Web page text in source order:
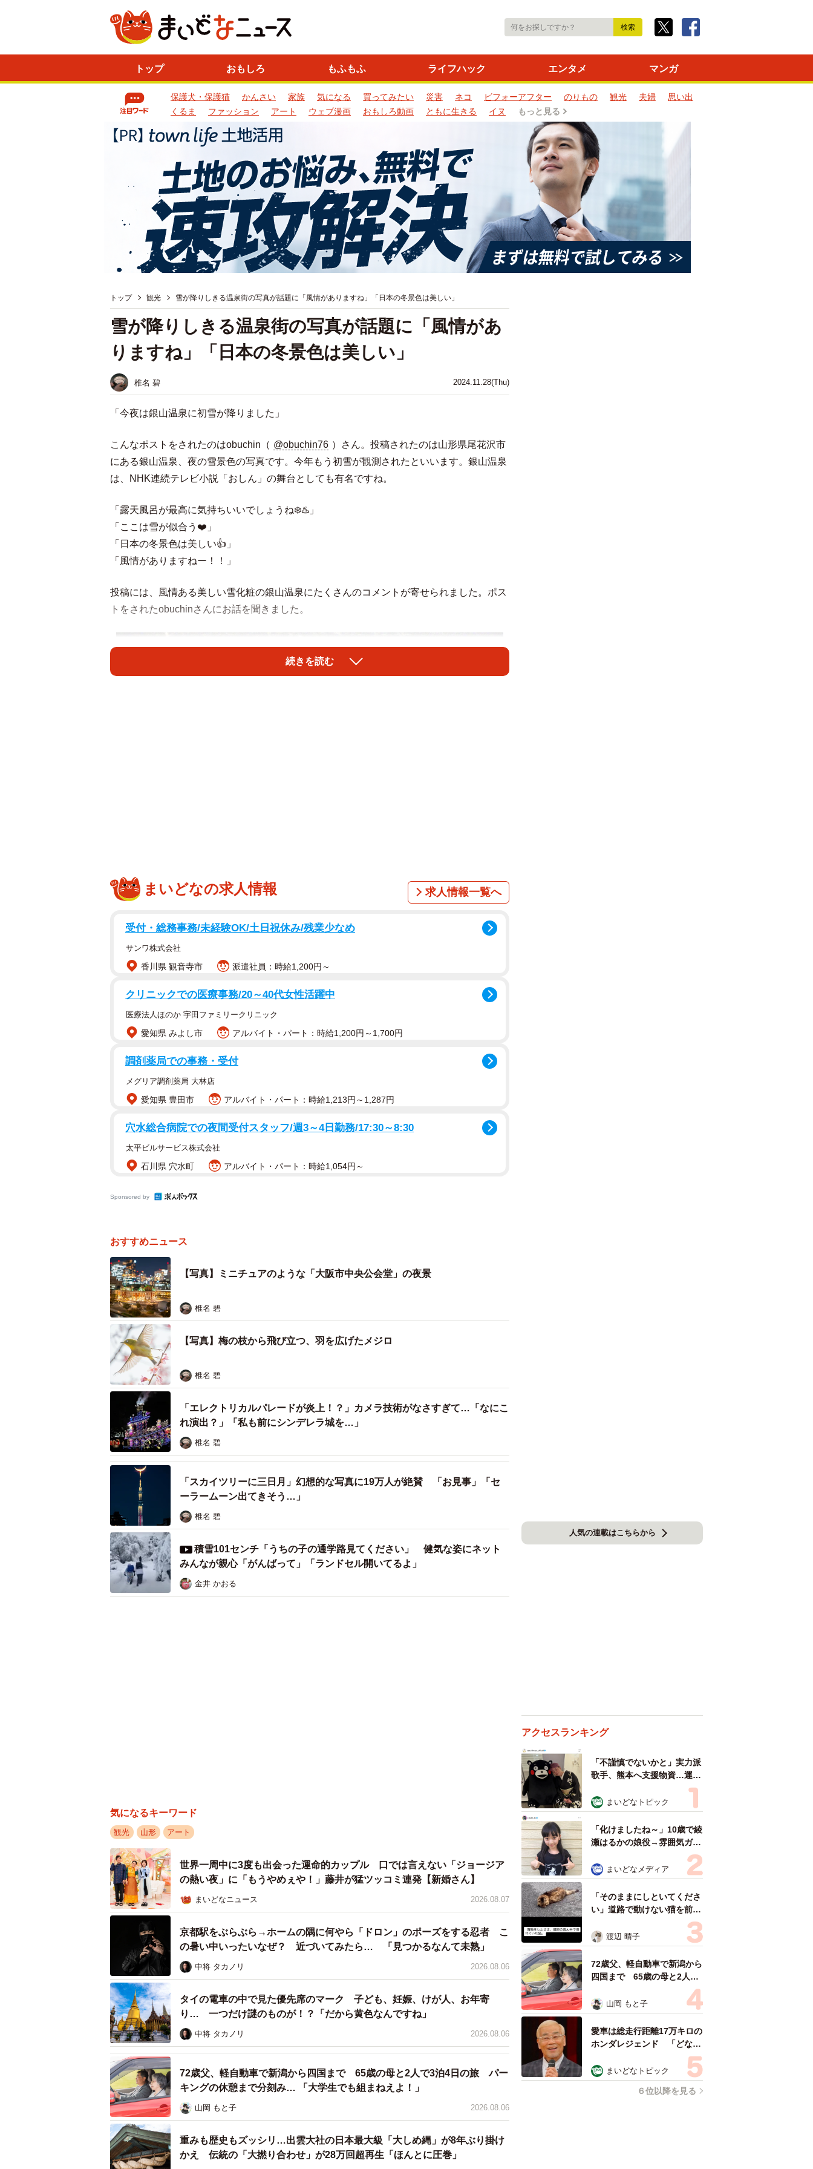
トップ おもしろ もふもふ ライフハック エンタメ マンガ
保護犬・保護猫 かんさい 家族 気になる 買ってみたい 災害 ネコ ビフォーアフター のりもの 観光 夫婦
思い出
くるま
ファッション アート ウェブ漫画 おもしろ動画 ともに生きる イヌ もっと見る
トップ 観光 雪が降りしきる温泉街の写真が話題に「風情がありますね」「日本の冬景色は美しい」
2024.11.28(Thu)
雪が降りしきる温泉街の写真が話題に「風情があ
りますね」「日本の冬景色は美しい」
椎名 碧
「今夜は銀山温泉に初雪が降りました」
こんなポストをされたのはobuchin（ @obuchin76 ）さん。投稿されたのは山形県尾花沢市
にある銀山温泉、夜の雪景色の写真です。今年もう初雪が観測されたといいます。銀山温泉
は、NHK連続テレビ小説「おしん」の舞台としても有名ですね。
「露天風呂が最高に気持ちいいでしょうね❄️♨️」
「ここは雪が似合う❤️」
「日本の冬景色は美しい👍」
「風情がありますねー！！」
投稿には、風情ある美しい雪化粧の銀山温泉にたくさんのコメントが寄せられました。ポス
トをされたobuchinさんにお話を聞きました。
「2024年11月18日です！確認したら20時過ぎでした」
ーーどんな状況だったのでしょう？
「宿で夕食を食べ終わって部屋へ戻ると外はすごい雪でした。今回は運良く温泉街の街並み
が見える部屋だったのですぐに窓を開けて外の景色を見ました！あまりに綺麗で幻想的な雰
囲気に感動し、部屋からこの写真を撮りました」
ーー撮影された風景を見た時の感想は？
「今回はまさか雪景色に出会えるとは思ってなくてストロボを持って行きませんでした。な
のでとにかく雪がちゃんと写るように意識して撮りました。ちゃんと雪がわかるように撮れ
ててよかった！と思いました（笑）」
ーー寒かったでしょうね？
「確か宿に向かう途中の温度表示板は0度だったと思います。天気予報の最低気温も0度でし
たので多分そのくらいかと」
ーー上手く撮れた！とと感じましたか？
ーーこれまで撮影された写真で、お気に入りは？
続きを読む
まいどなの求人情報 求人情報一覧へ
受付・総務事務/未経験OK/土日祝休み/残業少なめ
サンワ株式会社
香川県 観音寺市 派遣社員：時給1,200円～
クリニックでの医療事務/20～40代女性活躍中
医療法人ほのか 宇田ファミリークリニック
愛知県 みよし市 アルバイト・パート：時給1,200円～1,700円
調剤薬局での事務・受付
メグリア調剤薬局 大林店
愛知県 豊田市 アルバイト・パート：時給1,213円～1,287円
穴水総合病院での夜間受付スタッフ/週3～4日勤務/17:30～8:30
太平ビルサービス株式会社
石川県 穴水町 アルバイト・パート：時給1,054円～
Sponsored by
おすすめニュース
【写真】ミニチュアのような「大阪市中央公会堂」の夜景
椎名 碧
【写真】梅の枝から飛び立つ、羽を広げたメジロ
椎名 碧
「エレクトリカルパレードが炎上！？」カメラ技術がなさすぎて…「なにこ
れ演出？」「私も前にシンデレラ城を…」
椎名 碧
「スカイツリーに三日月」幻想的な写真に19万人が絶賛 「お見事」「セ
ーラームーン出てきそう…」
椎名 碧
積雪101センチ「うちの子の通学路見てください」 健気な姿にネット
みんなが親心「がんばって」「ランドセル開いてるよ」
金井 かおる
気になるキーワード
観光 山形 アート
世界一周中に3度も出会った運命的カップル 口では言えない「ジョージア
の熱い夜」に「もうやめぇや！」藤井が猛ツッコミ連発【新婚さん】
まいどなニュース 2026.08.07
京都駅をぶらぶら→ホームの隅に何やら「ドロン」のポーズをする忍者 こ
の暑い中いったいなぜ？ 近づいてみたら… 「見つかるなんて未熟」
中将 タカノリ 2026.08.06
タイの電車の中で見た優先席のマーク 子ども、妊娠、けが人、お年寄
り… 一つだけ謎のものが！？「だから黄色なんですね」
中将 タカノリ 2026.08.06
72歳父、軽自動車で新潟から四国まで 65歳の母と2人で3泊4日の旅 パー
キングの休憩まで分刻み… 「大学生でも組まねえよ！」
山岡 もと子 2026.08.06
重みも歴史もズッシリ…出雲大社の日本最大級「大しめ縄」が8年ぶり掛け
かえ 伝統の「大撚り合わせ」が28万回超再生「ほんとに圧巻」
人気の連載はこちらから
アクセスランキング
「不謹慎でないかと」実力派
歌手、熊本へ支援物資…運搬
トラックの車体デザインにた
めらい 「痛いほど伝わる」
「行動され立派」
まいどなトピック
「化けましたね～」10歳で綾
瀬はるかの娘役→雰囲気ガラ
リの18歳に成長 「メイクで
雰囲気が」「宝塚に入れそ
う」
まいどなメディア
「そのままにしといてくださ
い」道路で動けない猫を前に
返された一言… 懸命に生き
ようとした4日間 「命の重
さはみんな同じ」保護団体代
表の訴え
渡辺 晴子
72歳父、軽自動車で新潟から
四国まで 65歳の母と2人で
3泊4日の旅 パーキングの休
憩まで分刻み… 「大学生で
も組まねえよ！」
山岡 もと子
愛車は総走行距離17万キロの
ホンダレジェンド 「どなた
か欲しい方が居たら」 大御
所漫才師が譲渡の意向
まいどなトピック
６位以降を見る